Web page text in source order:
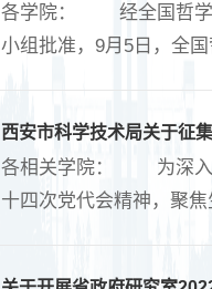
转移转化....
各学院： 经全国哲学
小组批准，9月5日，全
项通知如下。 一、
以习近平新....
各相关学院： 为深入
十四次党代会精神，聚